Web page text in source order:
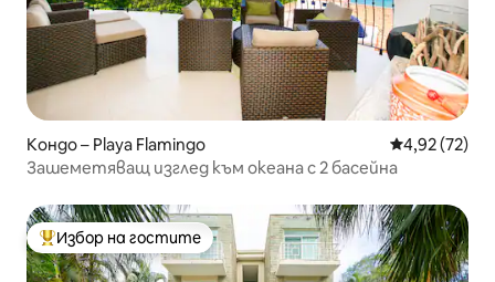
Кондо – Playa Flamingo Средна
4,92 (72)
Зашеметяващ изглед към океана с 2 басейна
Най-популярен избор на гостите
Избор на гостите